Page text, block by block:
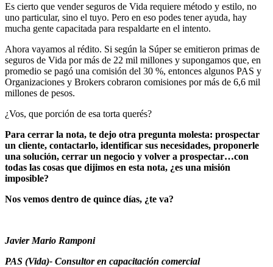
Es cierto que vender seguros de Vida requiere método y estilo, no
uno particular, sino el tuyo. Pero en eso podes tener ayuda, hay
mucha gente capacitada para respaldarte en el intento.
Ahora vayamos al rédito. Si según la Súper se emitieron primas de
seguros de Vida por más de 22 mil millones y supongamos que, en
promedio se pagó una comisión del 30 %, entonces algunos PAS y
Organizaciones y Brokers cobraron comisiones por más de 6,6 mil
millones de pesos.
¿Vos, que porción de esa torta querés?
Para cerrar la nota, te dejo otra pregunta molesta: prospectar
un cliente, contactarlo, identificar sus necesidades, proponerle
una solución, cerrar un negocio y volver a prospectar…con
todas las cosas que dijimos en esta nota, ¿es una misión
imposible?
Nos vemos dentro de quince días, ¿te va?
Javier Mario Ramponi
PAS (Vida)- Consultor en capacitación comercial